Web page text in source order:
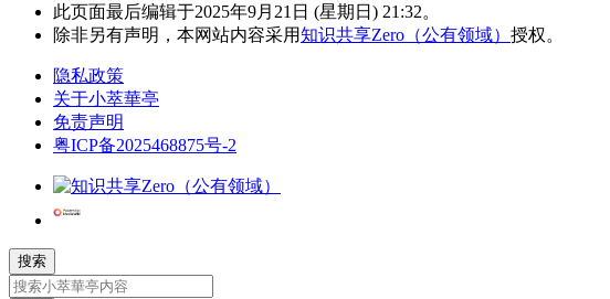
此页面最后编辑于2025年9月21日 (星期日) 21:32。
除非另有声明，本网站内容采用知识共享Zero（公有领域） 授权。
隐私政策
关于小萃華亭
免责声明
粤ICP备2025468875号-2
搜索